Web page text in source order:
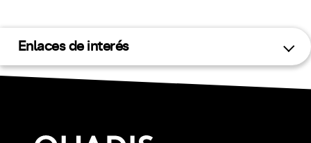
Enlaces de interés